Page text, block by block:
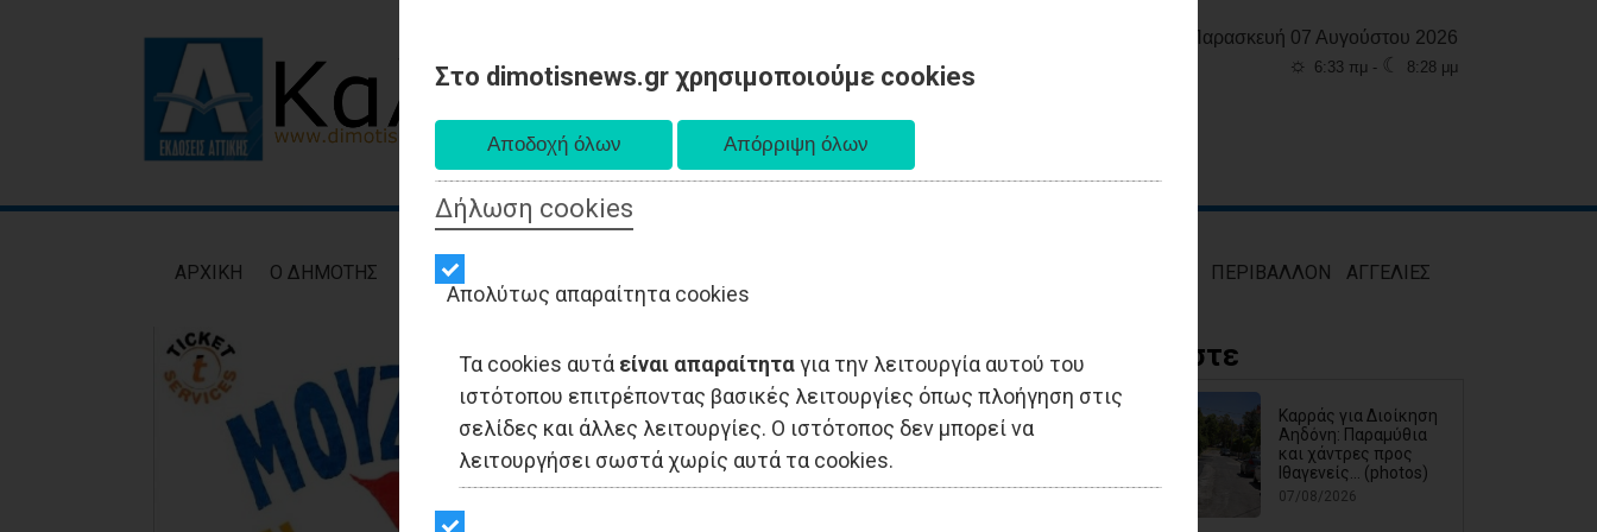
Στο dimotisnews.gr χρησιμοποιούμε cookies
Δήλωση cookies
Απολύτως απαραίτητα cookies
Τα cookies αυτά είναι απαραίτηταγια την λειτουργία αυτού του
ιστότοπου επιτρέποντας βασικές λειτουργίες όπως πλοήγηση στις
σελίδες και άλλες λειτουργίες. Ο ιστότοπος δεν μπορεί να
λειτουργήσει σωστά χωρίς αυτά τα cookies.
Παρασκευή 07 Αυγούστου 2026
☼ 6:33 πμ - ☾ 8:28 μμ
AΡXIKH Ο ΔΗΜΟΤΗΣ ΕΙΔΗΣΕΙΣ ΠΕΡΙΒΑΛΛΟΝ ΑΓΓΕΛΙΕΣ
Διαβάστε
Καρράς για Διοίκηση
Αηδόνη: Παραμύθια
και χάντρες προς
Ιθαγενείς... (photos)
07/08/2026